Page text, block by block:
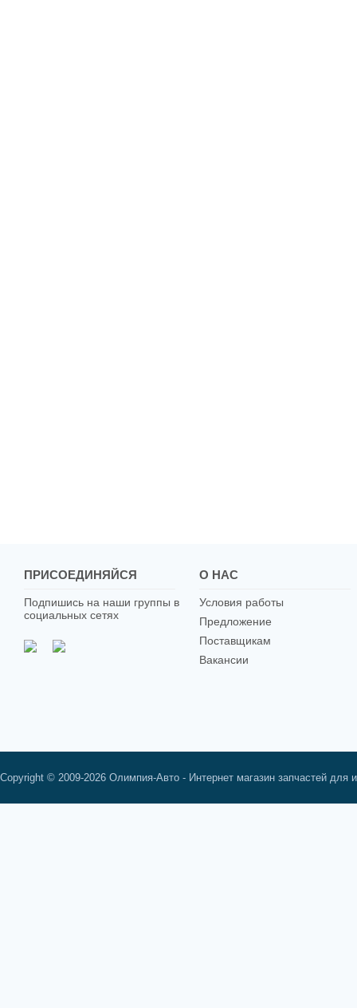
ПРИСОЕДИНЯЙСЯ
Подпишись на наши группы в
социальных сетях
О НАС
Условия работы
Предложение
Поставщикам
Вакансии
Copyright © 2009-2026 Олимпия-Авто - Интернет магазин запчастей для